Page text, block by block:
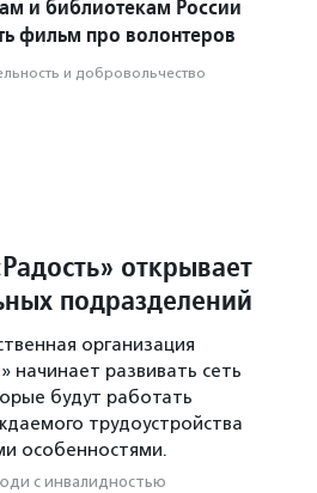
и библиотекам России
фильм про волонтеров
и доброволь­чест­во
открывает
подразделений
организация
начинает развивать сеть
будут работать
трудоустройства
особенностями.
с инвалидностью